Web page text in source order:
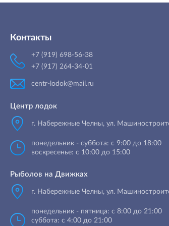
Контакты
+7 (919) 698-56-38
+7 (917) 264-34-01
centr-lodok@mail.ru
Центр лодок
г. Набережные Челны, ул.
понедельник - суббота: с 9:00 до 18:00
воскресенье: с 10:00 до 15:00
Рыболов на Движках
г. Набережные Челны, ул.
понедельник - пятница: с 8:00 до 21:00
суббота: с 4:00 до 21:00